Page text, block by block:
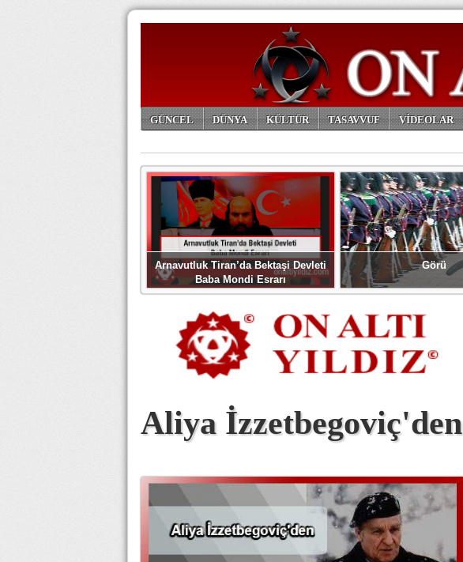
GÜNCEL DÜNYA KÜLTÜR TASAVVUF VİDEOLAR
Arnavutluk Tiran’da Bektaşi Devleti
Baba Mondi Esrarı
Görü
Aliya İzzetbegoviç'den